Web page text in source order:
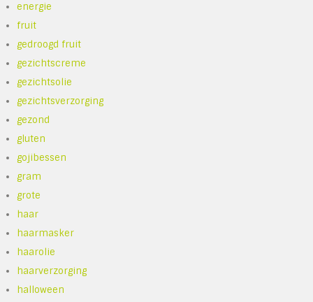
energie
fruit
gedroogd fruit
gezichtscreme
gezichtsolie
gezichtsverzorging
gezond
gluten
gojibessen
gram
grote
haar
haarmasker
haarolie
haarverzorging
halloween